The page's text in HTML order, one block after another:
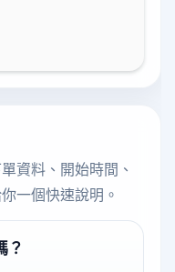
資料、開始時間、
一個快速說明。
？